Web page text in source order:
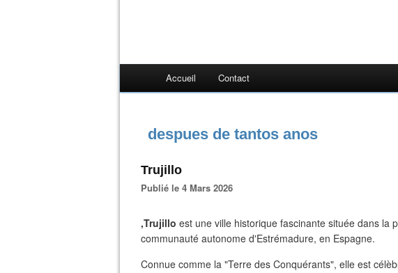
Accueil Contact
despues de tantos anos
Trujillo
Publié le 4 Mars 2026
,Trujillo est une ville historique fascinante située dans la
communauté autonome d'Estrémadure, en Espagne.
​Connue comme la "Terre des Conquérants", elle est